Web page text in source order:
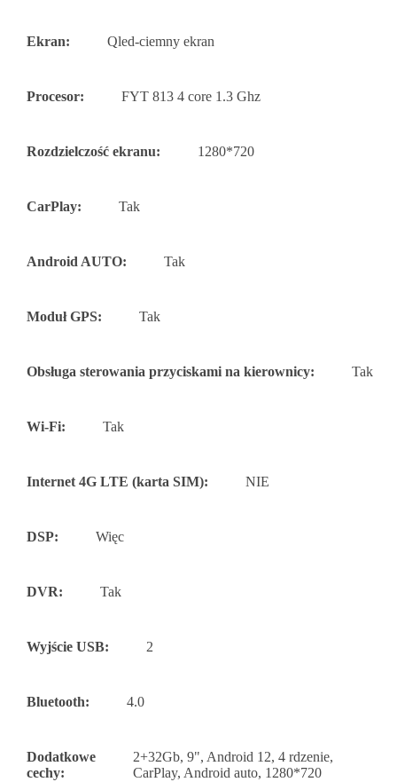
Ekran: Qled-ciemny ekran
Procesor: FYT 813 4 core 1.3 Ghz
Rozdzielczość ekranu: 1280*720
CarPlay: Tak
Android AUTO: Tak
Moduł GPS: Tak
Obsługa sterowania przyciskami na kierownicy: Tak
Wi-Fi: Tak
Internet 4G LTE (karta SIM): NIE
DSP: Więc
DVR: Tak
Wyjście USB: 2
Bluetooth: 4.0
Dodatkowe
cechy:
2+32Gb, 9", Android 12, 4 rdzenie,
CarPlay, Android auto, 1280*720